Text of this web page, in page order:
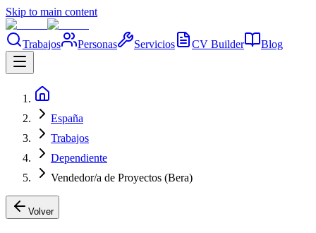
Skip to main content
Trabajos Personas Servicios CV Builder Blog
España
Trabajos
Dependiente
Vendedor/a de Proyectos (Bera)
Volver